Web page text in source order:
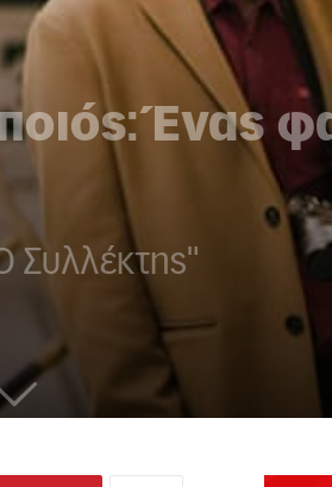
Ένας
Συλλέκτης"